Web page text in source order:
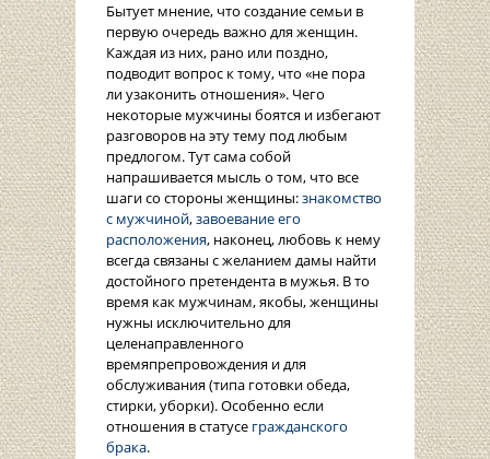
Бытует мнение, что создание семьи в
первую очередь важно для женщин.
Каждая из них, рано или поздно,
подводит вопрос к тому, что «не пора
ли узаконить отношения». Чего
некоторые мужчины боятся и избегают
разговоров на эту тему под любым
предлогом. Тут сама собой
напрашивается мысль о том, что все
шаги со стороны женщины:знакомство
с мужчиной,завоевание его
расположения, наконец, любовь к нему
всегда связаны с желанием дамы найти
достойного претендента в мужья. В то
время как мужчинам, якобы, женщины
нужны исключительно для
целенаправленного
времяпрепровождения и для
обслуживания (типа готовки обеда,
стирки, уборки). Особенно если
отношения в статусе гражданского
брака.